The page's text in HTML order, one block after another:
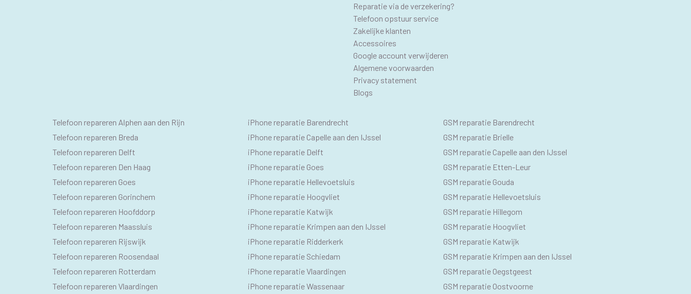
Reparatie via de verzekering?
Telefoon opstuur service
Zakelijke klanten
Accessoires
Google account verwijderen
Algemene voorwaarden
Privacy statement
Blogs
SEO
PAGINA'S
Telefoon repareren Alphen aan den Rijn
Telefoon repareren Breda
Telefoon repareren Delft
Telefoon repareren Den Haag
Telefoon repareren Goes
Telefoon repareren Gorinchem
Telefoon repareren Hoofddorp
Telefoon repareren Maassluis
Telefoon repareren Rijswijk
Telefoon repareren Roosendaal
Telefoon repareren Rotterdam
Telefoon repareren Vlaardingen
IPHONE
SEO
TEKSTEN
iPhone reparatie Barendrecht
iPhone reparatie Capelle aan den IJssel
iPhone reparatie Delft
iPhone reparatie Goes
iPhone reparatie Hellevoetsluis
iPhone reparatie Hoogvliet
iPhone reparatie Katwijk
iPhone reparatie Krimpen aan den IJssel
iPhone reparatie Ridderkerk
iPhone reparatie Schiedam
iPhone reparatie Vlaardingen
iPhone reparatie Wassenaar
SEO
GSM
GSM reparatie Barendrecht
GSM reparatie Brielle
GSM reparatie Capelle aan den IJssel
GSM reparatie Etten-Leur
GSM reparatie Gouda
GSM reparatie Hellevoetsluis
GSM reparatie Hillegom
GSM reparatie Hoogvliet
GSM reparatie Katwijk
GSM reparatie Krimpen aan den IJssel
GSM reparatie Oegstgeest
GSM reparatie Oostvoorne